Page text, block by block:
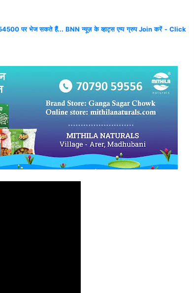
पर भेज सकते हैं... BNN न्यूज़ के व्हाट्स एप्प ग्रुप Join करें - Click